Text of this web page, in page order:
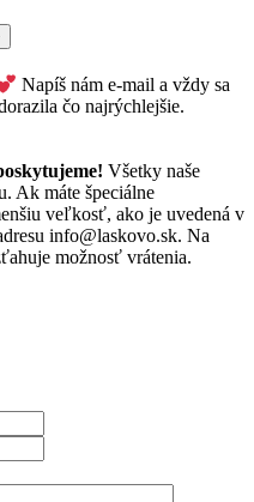
Napíš nám e-mail a vždy sa
čo najrýchlejšie.
Všetky naše
Ak máte špeciálne
veľkosť, ako je uvedená v
info@laskovo.sk. Na
možnosť vrátenia.